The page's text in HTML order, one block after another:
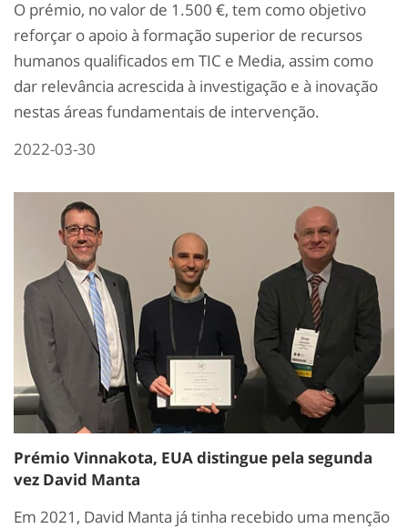
O prémio, no valor de 1.500 €, tem como objetivo
reforçar o apoio à formação superior de recursos
humanos qualificados em TIC e Media, assim como
dar relevância acrescida à investigação e à inovação
nestas áreas fundamentais de intervenção.
2022-03-30
Prémio Vinnakota, EUA distingue pela segunda
vez David Manta
Em 2021, David Manta já tinha recebido uma menção